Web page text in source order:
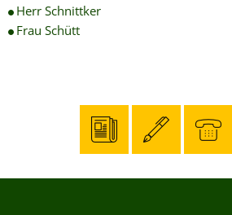
Herr Schnittker
Frau Schütt